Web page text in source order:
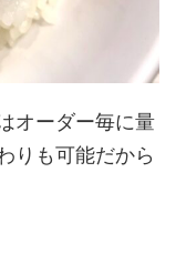
オーダー毎に量
りも可能だから